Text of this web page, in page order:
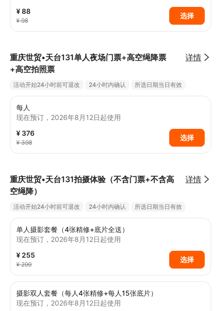
参与绳降，能在高空直面两江四岸的灯光盛
宴 —— 万家灯火从脚下铺展至远方，江面
波光随灯光闪烁，此时按下快门，人物与夜
社交平台的 “打卡焦点”
【刺激与浪漫并存，双重体验一次拥有】既
保留了高空绳降的肾上腺素飙升感，又兼具
城全景的震撼，让 “玩极限” 与 “赏美景” 无
缝衔接，满足年轻群体对 “个性体验 + 出片
效果” 的双重需求
【多元 IP 空间，颜值与个性兼具】观景台
芭比主题区，满足拍照打卡需求；硬核工业
风涂鸦区域，碰撞出潮流与复古的反差感，
无论是闺蜜同行、情侣约会还是个人写真，
都能找到专属拍照场景
¥ 88
¥ 98
选择
重庆世贸•天台131单人夜场门票+高空绳降票
+高空拍照票
详情
活动开始24小时前可退改 24小时内确认 所选日期当日有效
每人
现在预订，2026年8月12日起使用
¥ 376
¥ 398
选择
重庆世贸•天台131拍摄体验（不含门票+不含高
空绳降）
详情
活动开始24小时前可退改 24小时内确认 所选日期当日有效
单人摄影套餐（4张精修+底片全送）
现在预订，2026年8月12日起使用
¥ 255
¥ 299
选择
摄影双人套餐（每人4张精修+每人15张底片）
现在预订，2026年8月12日起使用